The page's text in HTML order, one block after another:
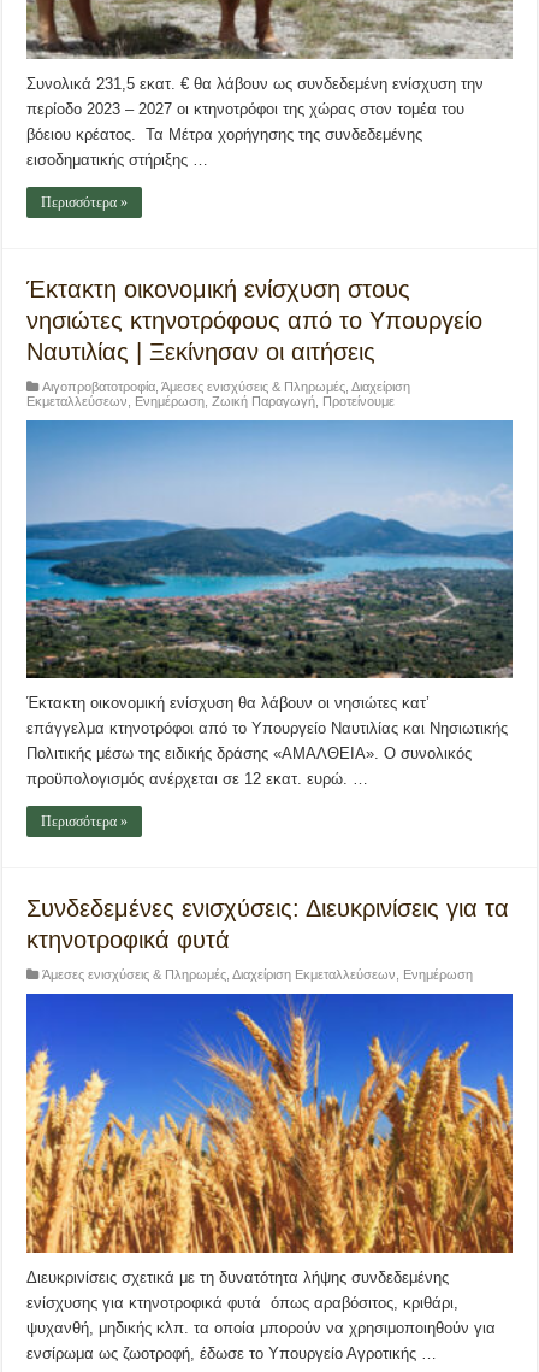
Συνολικά 231,5 εκατ. € θα λάβουν ως συνδεδεμένη ενίσχυση την
περίοδο 2023 – 2027 οι κτηνοτρόφοι της χώρας στον τομέα του
βόειου κρέατος. Τα Μέτρα χορήγησης της συνδεδεμένης
εισοδηματικής στήριξης …
Περισσότερα »
Έκτακτη οικονομική ενίσχυση στους
νησιώτες κτηνοτρόφους από το Υπουργείο
Ναυτιλίας | Ξεκίνησαν οι αιτήσεις
Αιγοπροβατοτροφία ,Άμεσες ενισχύσεις & Πληρωμές ,Διαχείριση
Εκμεταλλεύσεων
Ενημέρωση ,Ζωική Παραγωγή Προτείνουμε
Έκτακτη οικονομική ενίσχυση θα λάβουν οι νησιώτες κατ’
επάγγελμα κτηνοτρόφοι από το Υπουργείο Ναυτιλίας και Νησιωτικής
Πολιτικής μέσω της ειδικής δράσης «ΑΜΑΛΘΕΙΑ». Ο συνολικός
προϋπολογισμός ανέρχεται σε 12 εκατ. ευρώ. …
Περισσότερα »
Συνδεδεμένες ενισχύσεις: Διευκρινίσεις για τα
κτηνοτροφικά φυτά
Άμεσες ενισχύσεις & Πληρωμές ,Διαχείριση Εκμεταλλεύσεων Ενημέρωση
Διευκρινίσεις σχετικά με τη δυνατότητα λήψης συνδεδεμένης
ενίσχυσης για κτηνοτροφικά φυτά όπως αραβόσιτος, κριθάρι,
ψυχανθή, μηδικής κλπ. τα οποία μπορούν να χρησιμοποιηθούν για
ενσίρωμα ως ζωοτροφή, έδωσε το Υπουργείο Αγροτικής …